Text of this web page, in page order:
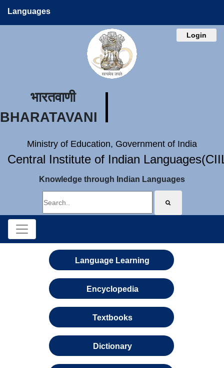
Languages
Login
भारतवाणी
BHARATAVANI
Ministry of Education, Government of India
Central Institute of Indian
Knowledge through Indian Languages
Language Learning
Encyclopedia
Textbooks
Dictionary